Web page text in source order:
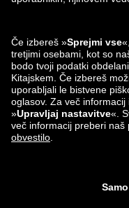
Zalando
Najdeš nas lahko tudi na